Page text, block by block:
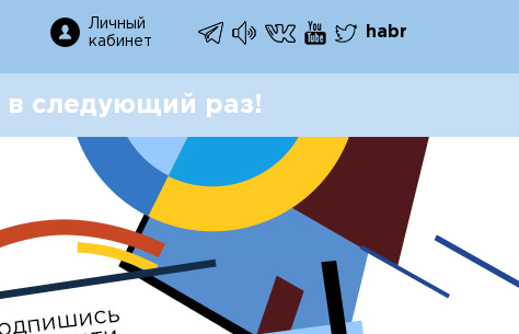
Личный
кабинет
habr
в следующий раз!